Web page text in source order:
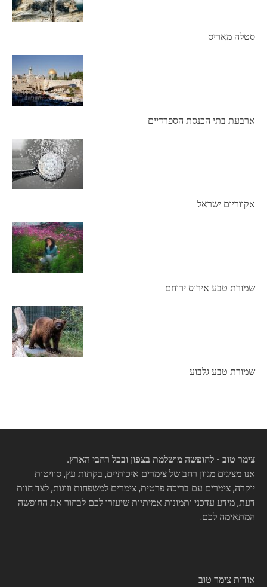
סטלה מאריס
ארבעת בתי הכנסת הספרדיים
אקווריום ישראל
שמורת טבע אירוס ירוחם
שמורת טבע גלבוע
צימר טוב - לחופשה מושלמת בצפון ובכל רחבי הארץ.
אנו מציגים מגוון רחב של צימרים איכותיים, בקתות עץ, סוויטות
יוקרה, צימרים עם בריכה פרטית, צימרים למשפחות וזוגות, לצד חוות
דעת, מידע עדכני ותמונות אמיתיות שיעזרו לכם לבחור את החופשה
המתאימה לכם.
אודות צימר טוב